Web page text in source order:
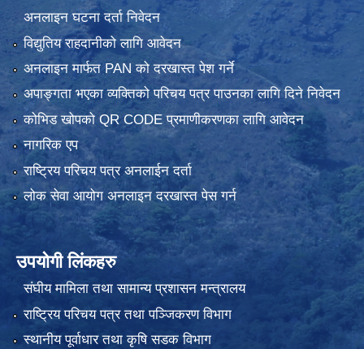
अनलाइन घटना दर्ता निवेदन
विद्युतिय राहदानीको लागि आवेदन
अनलाइन मार्फत PAN को दरखास्त पेश गर्ने
अपाङ्गता भएका व्यक्तिको परिचय पत्र पाउनका लागि दिने निवेदन
कोभिड खोपको QR CODE प्रमाणीकरणका लागि आवेदन
नागरिक एप
राष्ट्रिय परिचय पत्र अनलाईन दर्ता
लोक सेवा आयोग अनलाइन दरखास्त पेस गर्न
उपयोगी लिंकहरु
संघीय मामिला तथा सामान्य प्रशासन मन्त्रालय
राष्ट्रिय परिचय पत्र तथा पञ्जिकरण विभाग
स्थानीय पूर्वाधार तथा कृषि सडक विभाग